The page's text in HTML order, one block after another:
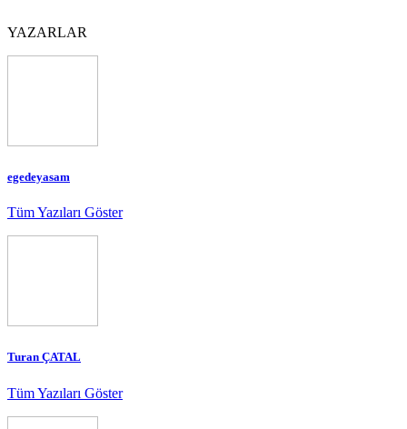
YAZARLAR
egedeyasam
Tüm Yazıları Göster
Turan ÇATAL
Tüm Yazıları Göster